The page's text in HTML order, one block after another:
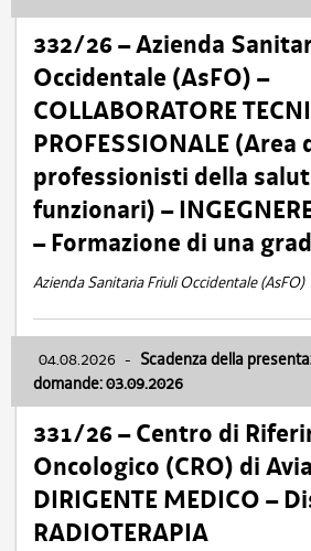
332/26 – Azienda
Occidentale (AsFO) –
COLLABORATORE
PROFESSIONALE (Area
professionisti della
funzionari) –
– Formazione di una
Azienda Sanitaria Friuli Occidentale (AsFO)
04.08.2026 - Scadenza della
domande: 03.09.2026
331/26 – Centro di
Oncologico (CRO) di
DIRIGENTE MEDICO –
RADIOTERAPIA